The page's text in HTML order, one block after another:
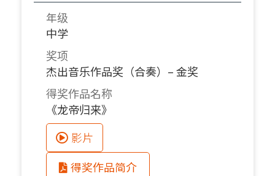
年级
中学
奖项
杰出音乐作品奖（合奏）– 金奖
得奖作品名称
《龙帝归来》
影片
得奖作品简介